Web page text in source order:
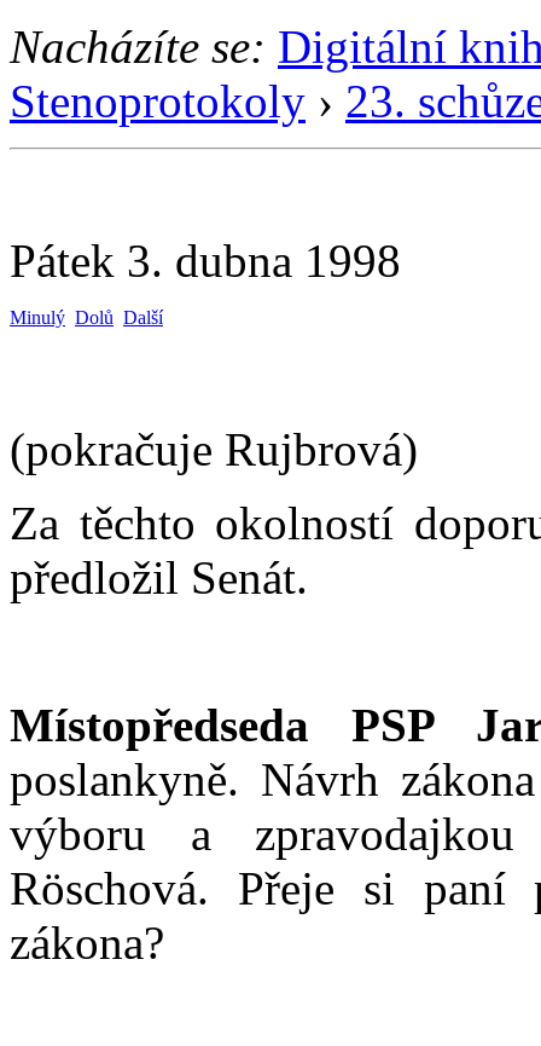
Nacházíte se: Digitální
Stenoprotokoly › 23.
Pátek 3. dubna 1998
Minulý Dolů Další
(pokračuje Rujbrová)
Za těchto okolností
předložil Senát.
Místopředseda PSP
poslankyně. Návrh
výboru a
Röschová. Přeje si paní
zákona?